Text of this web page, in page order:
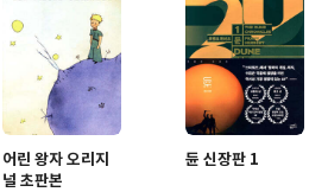
어린 왕자 오리지
널 초판본
듄 신장판 1